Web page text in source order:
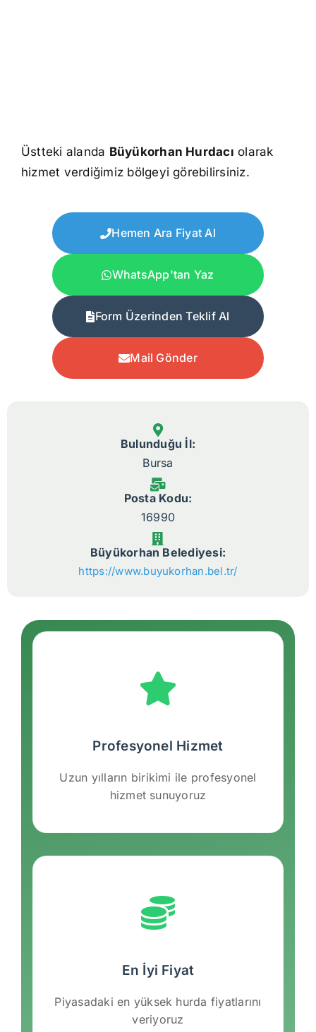
Üstteki alanda Büyükorhan Hurdacı olarak
hizmet verdiğimiz bölgeyi görebilirsiniz.
Hemen Ara Fiyat Al
WhatsApp'tan Yaz
Form Üzerinden Teklif Al
Mail Gönder
Bulunduğu İl:
Bursa
Posta Kodu:
16990
Büyükorhan Belediyesi:
https://www.buyukorhan.bel.tr/
Profesyonel Hizmet
Uzun yılların birikimi ile profesyonel
hizmet sunuyoruz
En İyi Fiyat
Piyasadaki en yüksek hurda fiyatlarını
veriyoruz